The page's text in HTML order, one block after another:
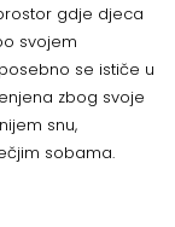
gdje djeca
svojem
se ističe u
zbog svoje
snu,
sobama.